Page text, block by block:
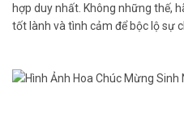
hợp duy nhất. Không những thế,
tốt lành và tình cảm để bộc lộ sự